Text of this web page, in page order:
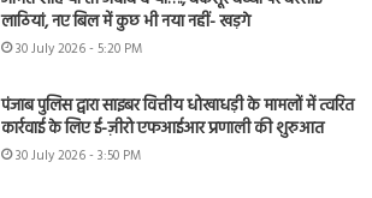
लाठियां, नए बिल में कुछ भी नया नहीं- खड़गे
30 July 2026 - 5:20 PM
पंजाब पुलिस द्वारा साइबर वित्तीय धोखाधड़ी के मामलों में त्वरित
कार्रवाई के लिए ई-ज़ीरो एफआईआर प्रणाली की शुरुआत
30 July 2026 - 3:50 PM